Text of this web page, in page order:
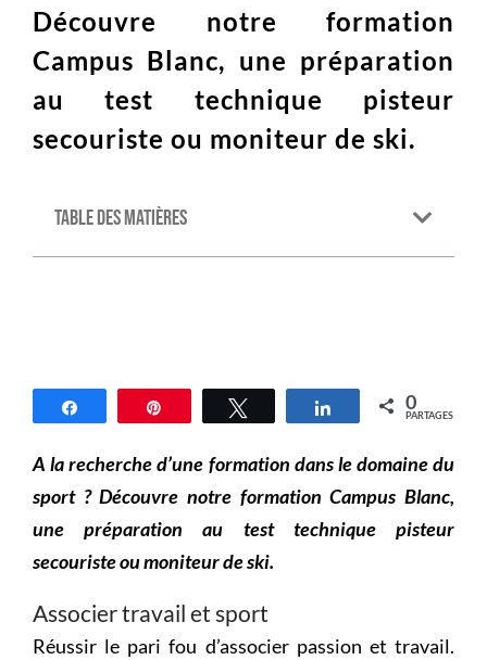
Découvre notre formation
Campus Blanc, une préparation
au test technique pisteur
secouriste ou moniteur de ski.
Table des matières
Partagez Tweetez Partagez 0
PARTAGES
A la recherche d’une formation dans le domaine du
sport ? Découvre notre formation Campus Blanc,
une préparation au test technique pisteur
secouriste ou moniteur de ski.
Associer travail et sport
Réussir le pari fou d’associer passion et travail.